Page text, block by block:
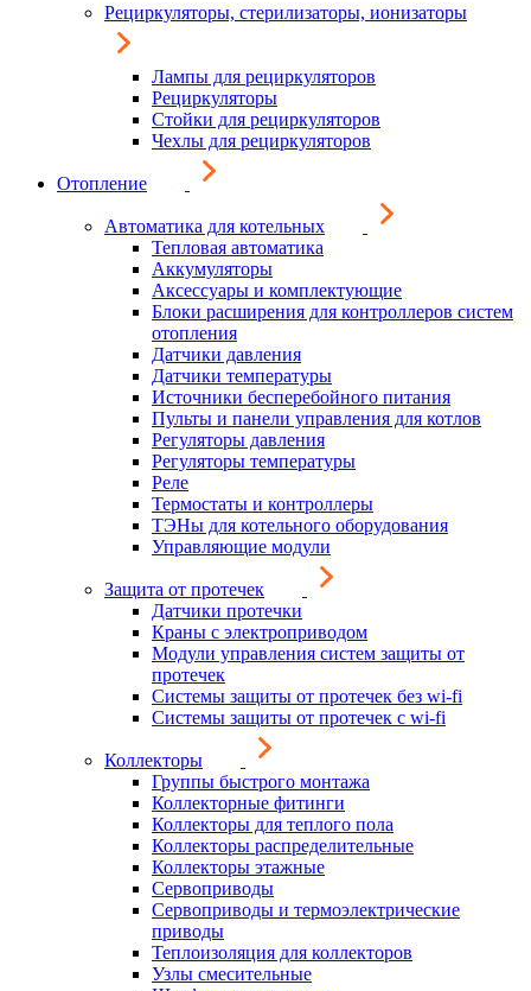
Рециркуляторы, стерилизаторы, ионизаторы
Лампы для рециркуляторов
Рециркуляторы
Стойки для рециркуляторов
Чехлы для рециркуляторов
Отопление
Автоматика для котельных
Тепловая автоматика
Аккумуляторы
Аксессуары и комплектующие
Блоки расширения для контроллеров систем
отопления
Датчики давления
Датчики температуры
Источники бесперебойного питания
Пульты и панели управления для котлов
Регуляторы давления
Регуляторы температуры
Реле
Термостаты и контроллеры
ТЭНы для котельного оборудования
Управляющие модули
Защита от протечек
Датчики протечки
Краны с электроприводом
Модули управления систем защиты от
протечек
Системы защиты от протечек без wi-fi
Системы защиты от протечек с wi-fi
Коллекторы
Группы быстрого монтажа
Коллекторные фитинги
Коллекторы для теплого пола
Коллекторы распределительные
Коллекторы этажные
Сервоприводы
Сервоприводы и термоэлектрические
приводы
Теплоизоляция для коллекторов
Узлы смесительные